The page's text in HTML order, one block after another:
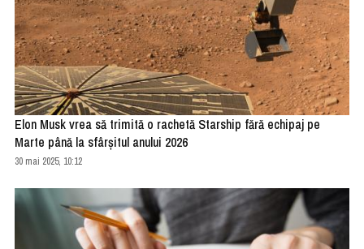
Elon Musk vrea să trimită o rachetă Starship fără echipaj pe
Marte până la sfârşitul anului 2026
30 mai 2025, 10:12